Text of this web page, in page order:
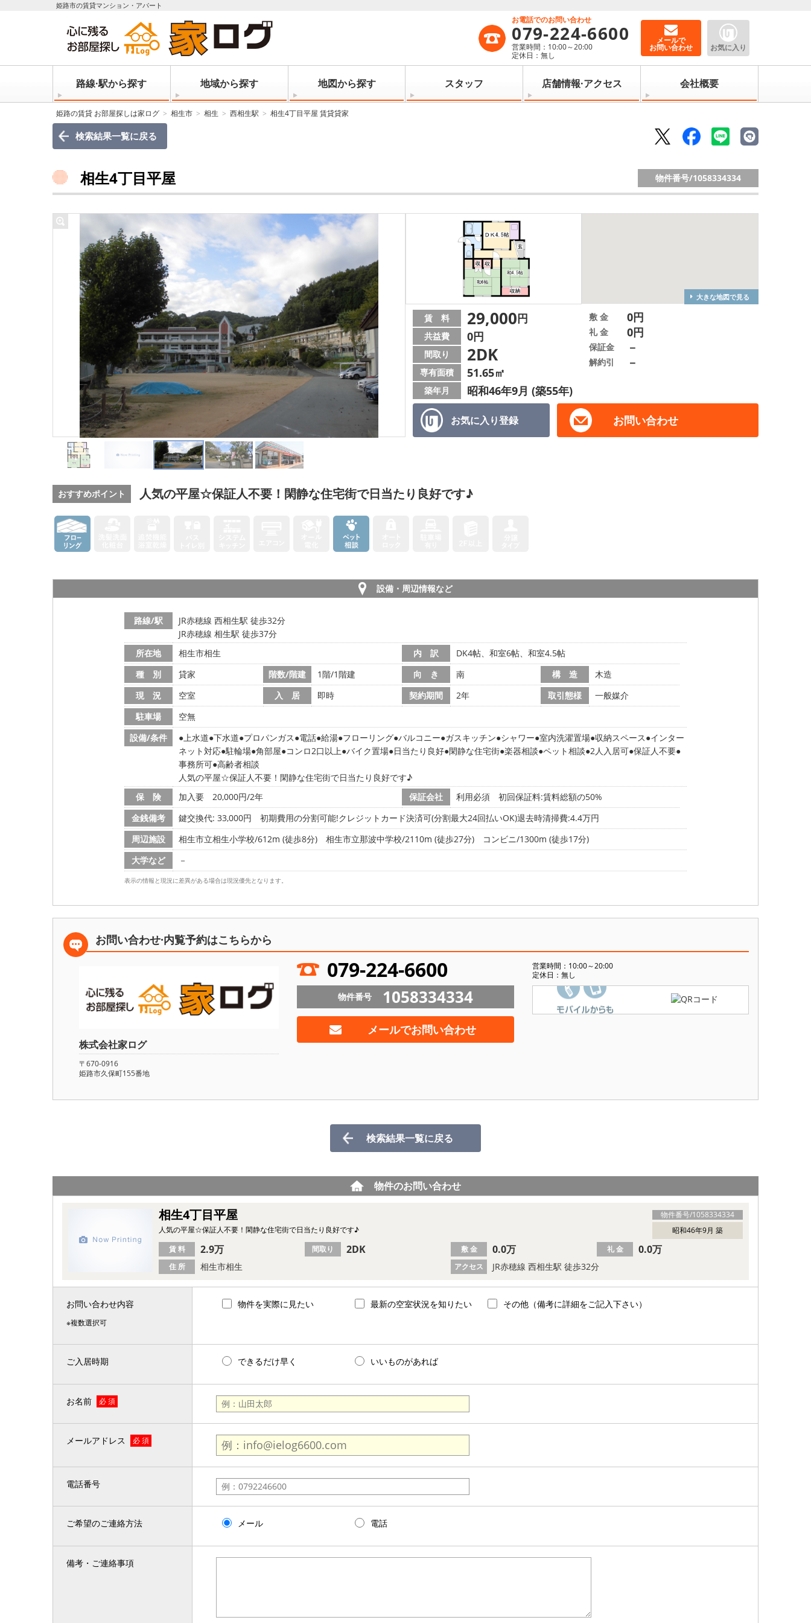
姫路市の賃貸マンション・アパート
お電話でのお問い合わせ
079-224-6600
営業時間：10:00～20:00
定休日：無し
メールで
お問い合わせ お気に入り
路線·駅から探す 地域から探す 地図から探す スタッフ 店舗情報·アクセス 会社概要
姫路の賃貸 お部屋探しは家ログ 相生市 相生 西相生駅 相生4丁目平屋 賃貸貸家
検索結果一覧に戻る
相生4丁目平屋 物件番号/1058334334
大きな地図で見る
お気に入り登録 お問い合わせ
賃 料 29,000円
共益費 0円
間取り 2DK
専有面積 51.65㎡
築年月 昭和46年9月 (築55年)
敷 金 0円
礼 金 0円
保証金 －
解約引 －
おすすめポイント 人気の平屋☆保証人不要！閑静な住宅街で日当たり良好です♪
設備・周辺情報など
路線/駅
JR赤穂線 西相生駅 徒歩32分
JR赤穂線 相生駅 徒歩37分
所在地
相生市相生 内 訳
DK4帖、和室6帖、和室4.5帖
種 別
貸家 階数/階建 1階/1階建 向 き 南 構 造
木造
現 況
空室 入 居 即時 契約期間 2年 取引態様
一般媒介
駐車場
空無
設備/条件
上水道 下水道 プロパンガス 電話 給湯 フローリング バルコニー ガスキッチン シャワー 室内洗濯置場 収納スペース インター
ネット対応 駐輪場 角部屋 コンロ2口以上 バイク置場 日当たり良好 閑静な住宅街 楽器相談 ペット相談 2人入居可 保証人不要
事務所可 高齢者相談
人気の平屋☆保証人不要！閑静な住宅街で日当たり良好です♪
保 険
加入要 20,000円/2年 保証会社
利用必須 初回保証料:賃料総額の50%
金銭備考
鍵交換代: 33,000円
初期費用の分割可能!クレジットカード決済可(分割最大24回払いOK)退去時清掃費:4.4万円
周辺施設
相生市立相生小学校/612m (徒歩8分) 相生市立那波中学校/2110m (徒歩27分)
コンビニ/1300m (徒歩17分)
大学など
－
表示の情報と現況に差異がある場合は現況優先となります。
お問い合わせ·内覧予約はこちらから
株式会社家ログ
〒670-0916
姫路市久保町155番地
079-224-6600
営業時間：10:00～20:00
定休日：無し
物件番号 1058334334
メールでお問い合わせ
検索結果一覧に戻る
物件のお問い合わせ
物件番号/1058334334
相生4丁目平屋
昭和46年9月 築
人気の平屋☆保証人不要！閑静な住宅街で日当たり良好です♪
住 所 相生市相生 アクセス JR赤穂線 西相生駅 徒歩32分
賃 料 2.9万 間取り 2DK 敷 金 0.0万 礼 金 0.0万
お問い合わせ内容
※複数選択可
物件を実際に見たい 最新の空室状況を知りたい その他（備考に詳細をご記入下さい）
ご入居時期 できるだけ早く いいものがあれば
お名前 必 須
メールアドレス 必 須
電話番号
ご希望のご連絡方法 メール 電話
備考・ご連絡事項